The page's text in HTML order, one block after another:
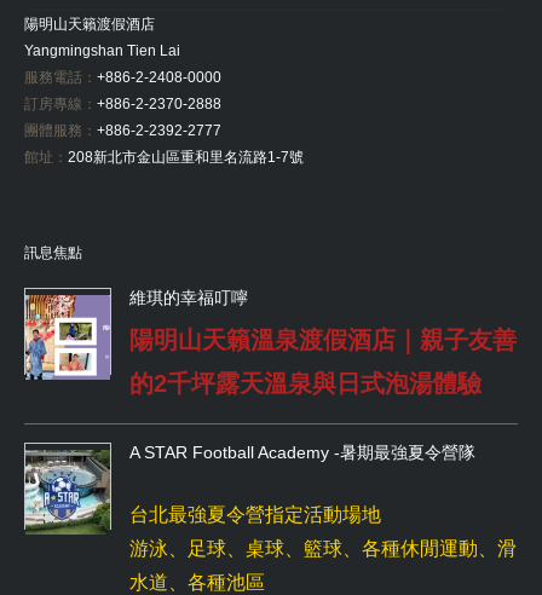
陽明山天籟渡假酒店
Yangmingshan Tien Lai
服務電話： +886-2-2408-0000
訂房專線： +886-2-2370-2888
團體服務： +886-2-2392-2777
館址： 208新北市金山區重和里名流路1-7號
訊息焦點
維琪的幸福叮嚀
陽明山天籟溫泉渡假酒店｜親子友善
的2千坪露天溫泉與日式泡湯體驗
A STAR Football Academy -暑期最強夏令營隊
台北最強夏令營指定活動場地
游泳、足球、桌球、籃球、各種休閒運動、滑
水道、各種池區